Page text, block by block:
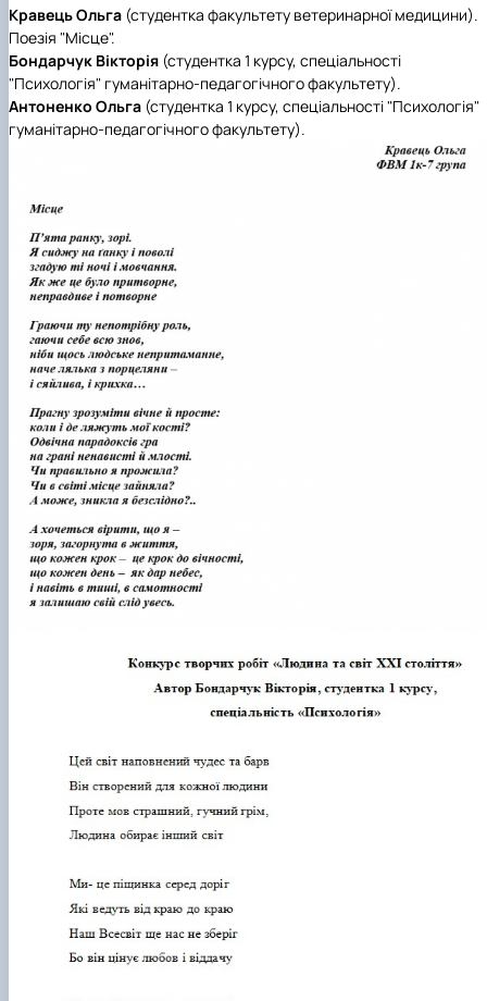
Кравець Ольга (студентка факультету ветеринарної медицини).
Поезія "Місце".
Бондарчук Вікторія (студентка 1 курсу, спеціальності
"Психологія" гуманітарно-педагогічного факультету).
Антоненко Ольга (студентка 1 курсу, спеціальності "Психологія"
гуманітарно-педагогічного факультету).